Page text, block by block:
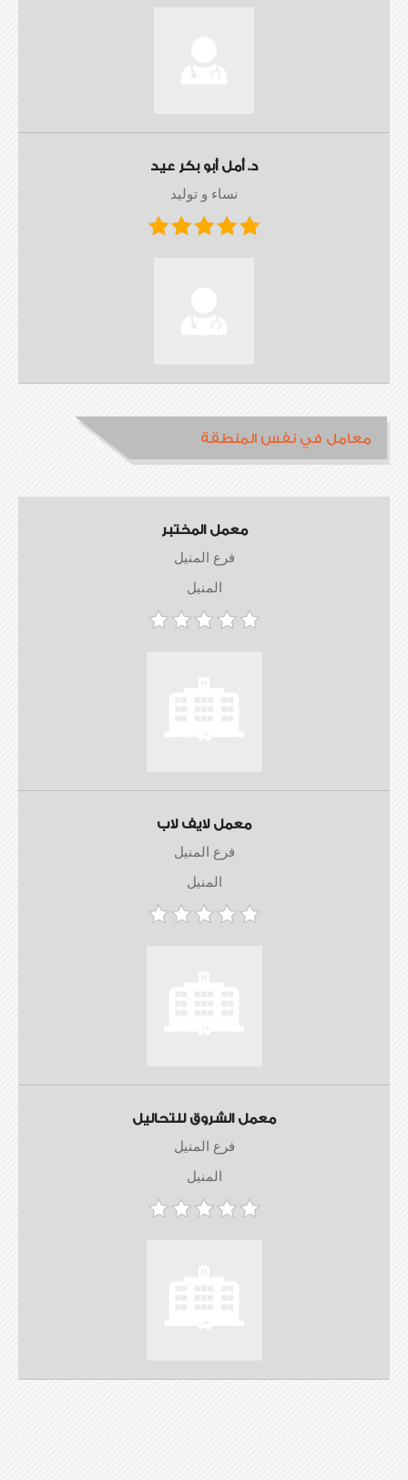
د. أمل أبو بكر عيد
نساء و توليد
معامل في نفس المنطقة
معمل المختبر
فرع المنيل
المنيل
معمل لايف لاب
فرع المنيل
المنيل
معمل الشروق للتحاليل
فرع المنيل
المنيل